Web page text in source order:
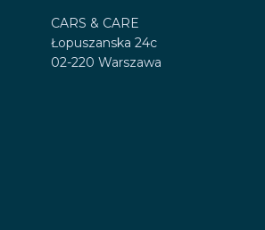
CARS & CARE
Łopuszanska 24c
02-220 Warszawa